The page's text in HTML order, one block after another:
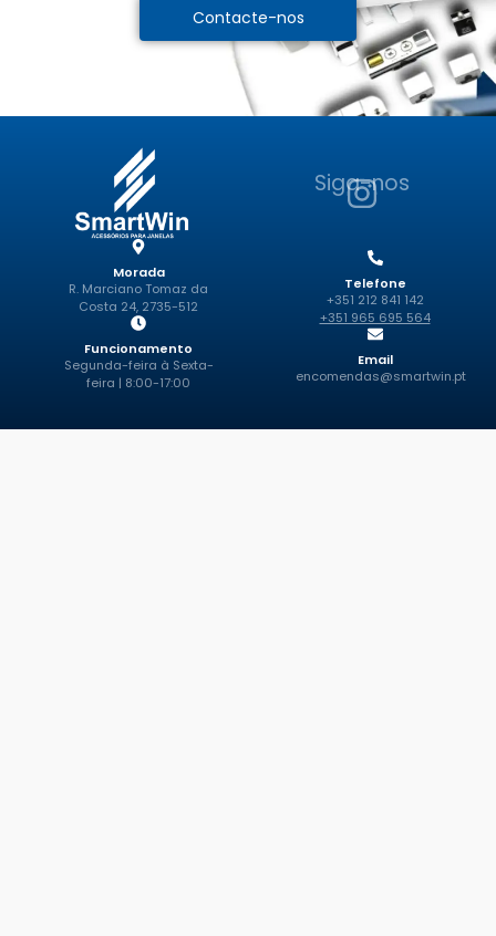
Contacte-nos
Siga-nos
Morada
R. Marciano Tomaz da
Costa 24, 2735-512
Funcionamento
Segunda-feira à Sexta-
feira | 8:00-17:00
Telefone
+351 212 841 142
+351 965 695 564
Email
encomendas@smartwin.pt